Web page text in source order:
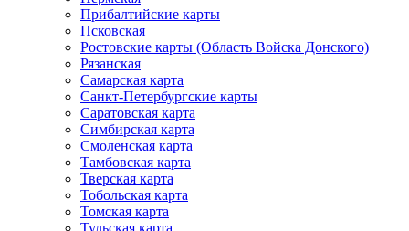
Прибалтийские карты
Псковская
Ростовские карты (Область Войска Донского)
Рязанская
Самарская карта
Санкт-Петербургские карты
Саратовская карта
Симбирская карта
Смоленская карта
Тамбовская карта
Тверская карта
Тобольская карта
Томская карта
Тульская карта